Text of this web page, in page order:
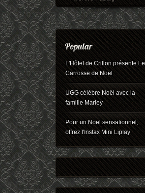
L'Hôtel de Crillon présente Le
Carrosse de Noël
UGG célèbre Noël avec la
famille Marley
Pour un Noël sensationnel,
offrez l'Instax Mini Liplay